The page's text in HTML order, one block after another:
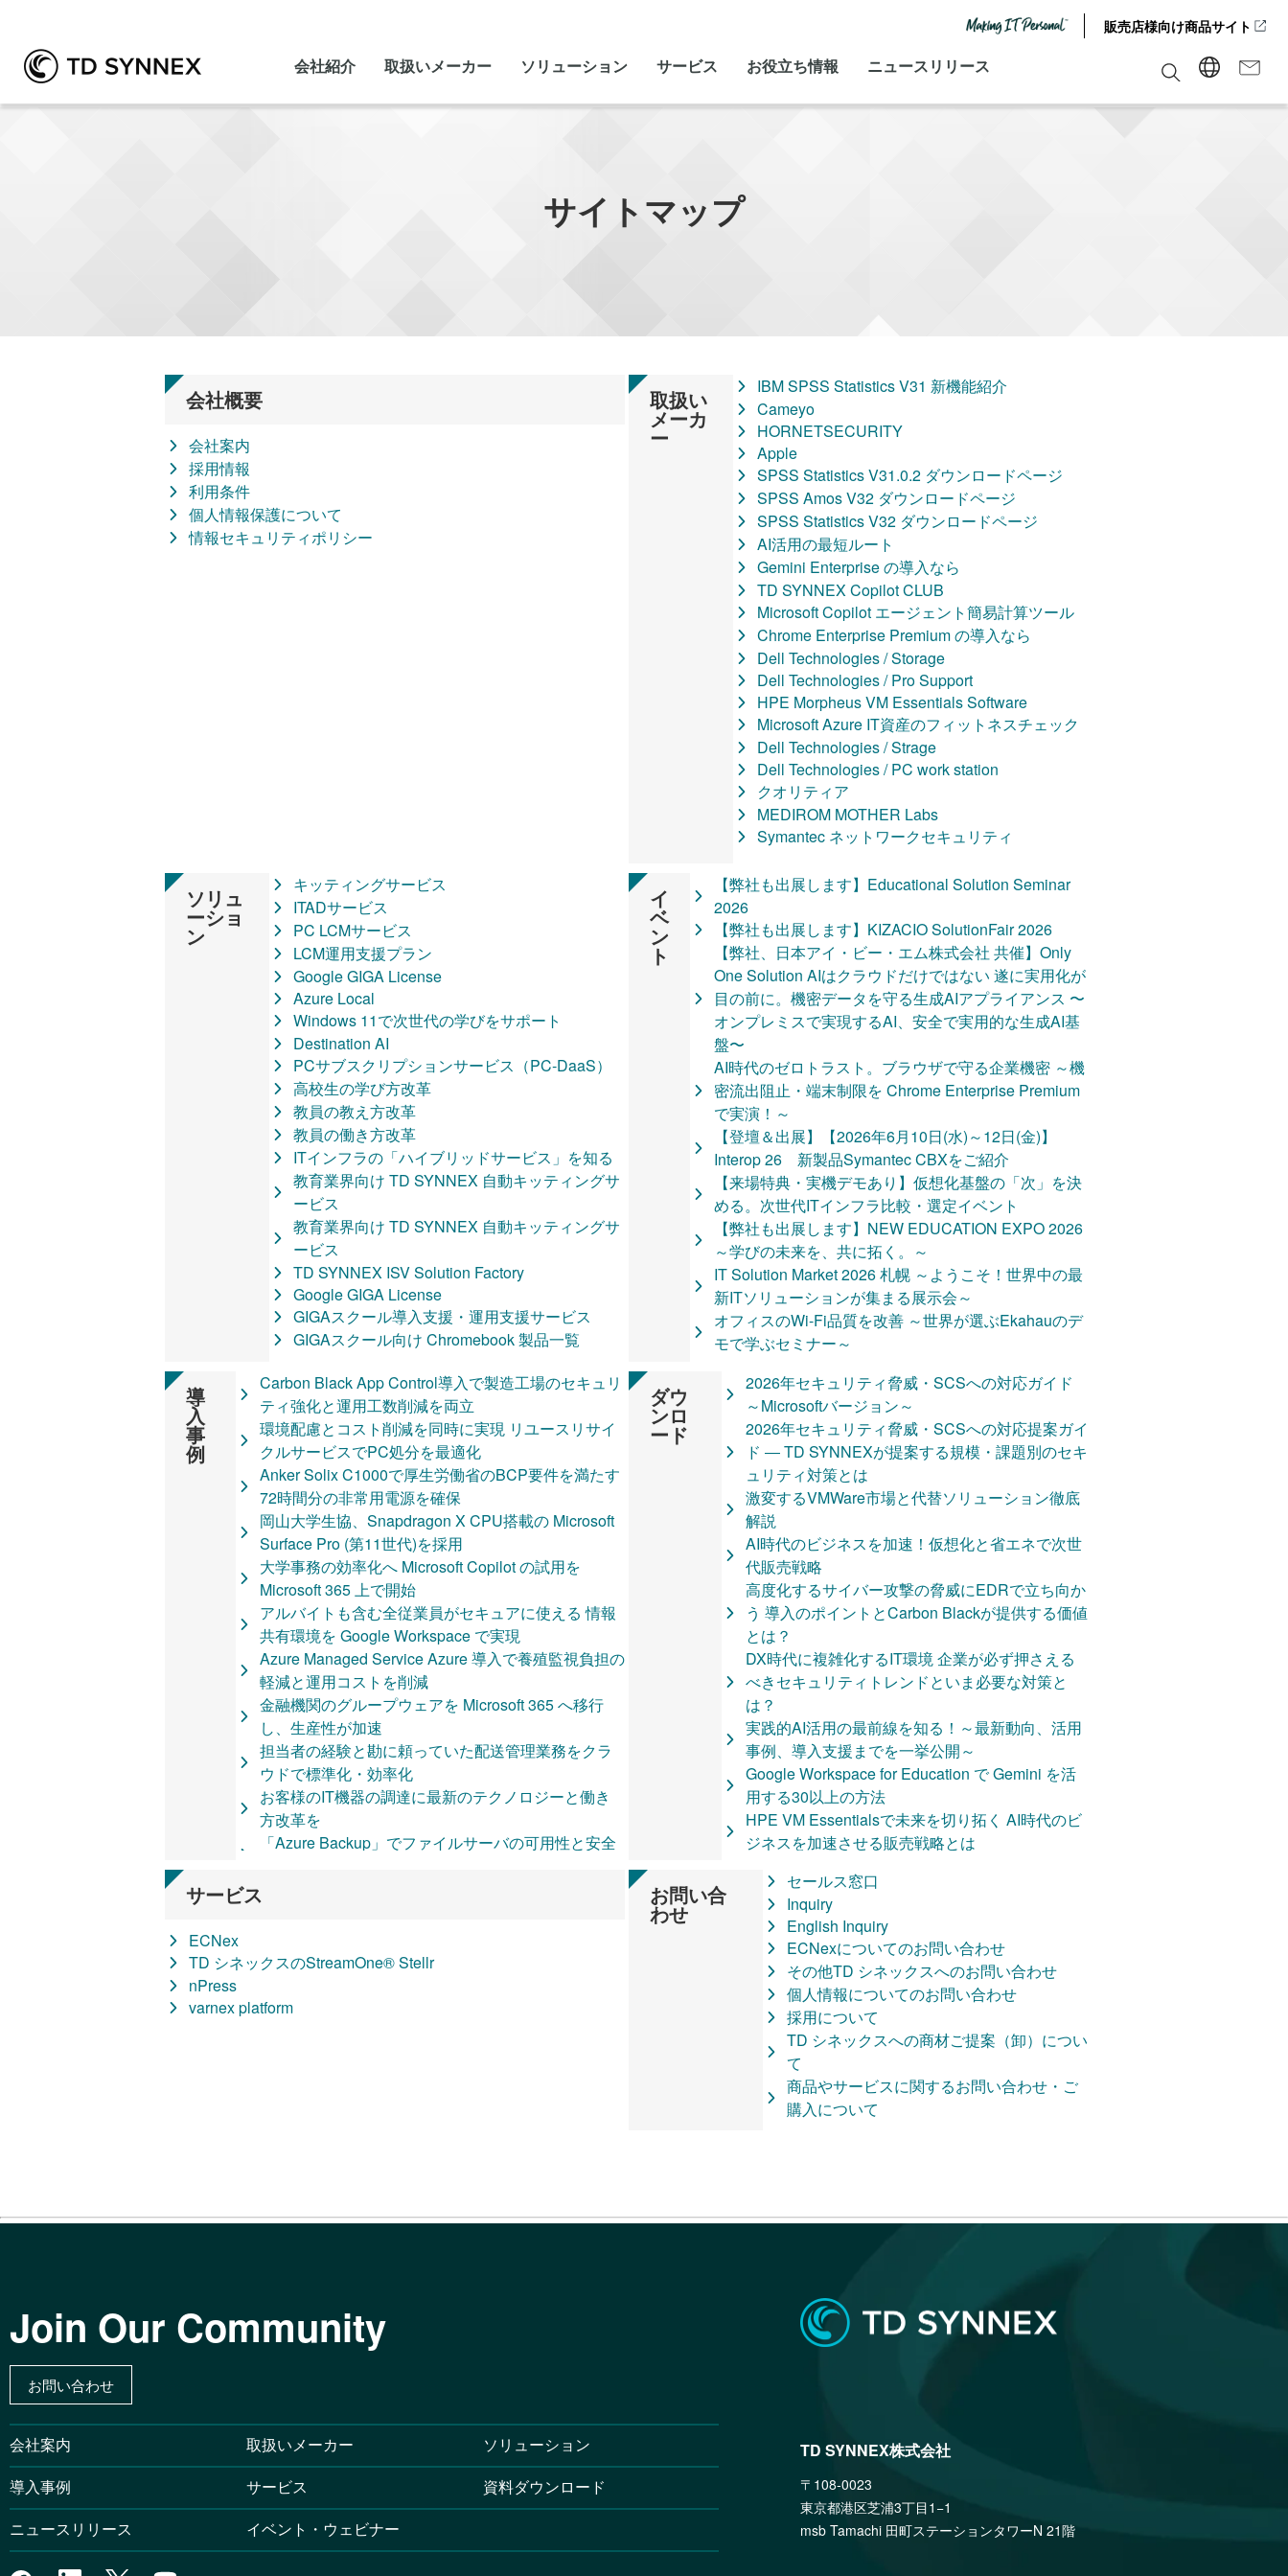
販売店様向け商品サイト
会社紹介 取扱いメーカー ソリューション サービス お役立ち情報 ニュースリリース
サイトマップ
会社概要
会社案内
採用情報
利用条件
個人情報保護について
情報セキュリティポリシー
取扱い
メーカ
ー
IBM SPSS Statistics V31 新機能紹介
Cameyo
HORNETSECURITY
Apple
SPSS Statistics V31.0.2 ダウンロードページ
SPSS Amos V32 ダウンロードページ
SPSS Statistics V32 ダウンロードページ
AI活用の最短ルート
Gemini Enterprise の導入なら
TD SYNNEX Copilot CLUB
Microsoft Copilot エージェント簡易計算ツール
Chrome Enterprise Premium の導入なら
Dell Technologies / Storage
Dell Technologies / Pro Support
HPE Morpheus VM Essentials Software
Microsoft Azure IT資産のフィットネスチェック
Dell Technologies / Strage
Dell Technologies / PC work station
クオリティア
MEDIROM MOTHER Labs
Symantec ネットワークセキュリティ
SPSS Statistics V31.0.1 ダウンロードページ
グルージェントフロー
Trimble
Eaton（イートン）電力管理ソリューション
※当キャンペーンは終了しました※
Symantec&Carbon Blackライセンス期間3か月
Broadcomのエンタープライズセキュリティ
SPSS Statistics V30 新機能紹介
SPSS ライセンス管理サーバー用プログラム
ダウンロードページ
SPSS Amos V31 ダウンロードページ
SPSS Statistics V31 ダウンロードページ
Google AI Pro for Education
Zero touchの導入ならTD SYNNEX
HPE Private Cloud AI
YSソリューションズ
DirectCloud
Copilot Cloud Lab
Symantec Endpoint Security
Carbon Black
DTEN
TJ Backup Assort
Subgate
OpenText - 多彩なセキュリティ領域をカバーす
るソリューション
Geminiの導入ならTD SYNNEX｜活用事例・料
金表
IBM SPSS Amos V30.0.0
IBM SPSS Statistics V30.0.0
IBM SPSS Statistics V29.0.1 新機能紹介
SolarWinds
ChromeOS 導入診断ツール
Office 2016/2019 まもなくサポート終了！対策
はお済ですか？
Azure ファイルサーバー定番パック
Microsoft Defender for Cloud アセスメント支援
Aruba Instant On
Equinix（エクイニクス）
生成AIを身近なパートナーに Snapdragon X®
シリーズ
Neatframe
ベクターワークスジャパン株式会社
Cisco Systems
Microsoft 365 Copilot
Azure Managed Service の料金・プラン紹介
IBM SPSS Statistics ソフトウェア紹介
IBM SPSS Fix Pack 29.0.2
Lenovo TruScale
TruScale
ヴォルフビジョン
アバー・インフォメーション
キャンペーン
Windows 11 PC × Microsoft クラウドのセット販
SplashTop Business Proご紹介
Google Workspace 導入支援メニュー｜GWS導
入を完全サポート
ビープラス
IBM SPSS Statistics V29 新機能紹介
Freshworks
NETGEAR Japan
ソリュ
ーショ
ン
キッティングサービス
ITADサービス
PC LCMサービス
LCM運用支援プラン
Google GIGA License
Azure Local
Windows 11で次世代の学びをサポート
Destination AI
PCサブスクリプションサービス（PC‐DaaS）
高校生の学び方改革
教員の教え方改革
教員の働き方改革
ITインフラの「ハイブリッドサービス」を知る
教育業界向け TD SYNNEX 自動キッティングサ
ービス
教育業界向け TD SYNNEX 自動キッティングサ
ービス
TD SYNNEX ISV Solution Factory
Google GIGA License
GIGAスクール導入支援・運用支援サービス
GIGAスクール向け Chromebook 製品一覧
めに_Windows 11 GIGA端末
GIGAスクールパッケージ
ひとり情シス向けソリューション
Azure Managed Service
【移行ガイド配布中】オンプレミスからAzureへ
のスムーズな移行
TD SYNNEXのOEMソリューション
【業界特化型ソリューション】Google
Workspace 活用の【建設業向け】業務改善10X
パッケージを提供開始
文教
Windows 11 と Microsoft 365 Education は、教
育現場の課題に解決策をご提案します
Azure Stack HCI
DevOpsとは？クラウドを最大限活用するための
開発手法
クラウドネイティブとは？アプリケーションの
モダン化に必要なアーキテクチャを解説
クラウド移行とは？クラウド移行の基礎や移行
方法、移行の流れまで徹底解説
クラウドVDI（DaaS）ソリューション
StreamOne® Stellr
CoE(Center of Excellence, センターオブエクセ
製品とセキュリティソリューション
エンドポイントセキュリティ製品の比較9選
SERVICESolv®
ITライフサイクルマネジメント
ITライフサイクルマネジメントソリューション
ページのご紹介
おてがる！コワークドライブ
教職員／私学向け文教
イ
ベ
ン
ト
【弊社も出展します】Educational Solution Seminar
2026
【弊社も出展します】KIZACIO SolutionFair 2026
【弊社、日本アイ・ビー・エム株式会社 共催】Only
One Solution AIはクラウドだけではない 遂に実用化が
目の前に。機密データを守る生成AIアプライアンス 〜
オンプレミスで実現するAI、安全で実用的な生成AI基
盤〜
AI時代のゼロトラスト。ブラウザで守る企業機密 ～機
密流出阻止・端末制限を Chrome Enterprise Premium
で実演！～
【登壇＆出展】【2026年6月10日(水)～12日(金)】
Interop 26 新製品Symantec CBXをご紹介
【来場特典・実機デモあり】仮想化基盤の「次」を決
める。次世代ITインフラ比較・選定イベント
【弊社も出展します】NEW EDUCATION EXPO 2026
～学びの未来を、共に拓く。～
IT Solution Market 2026 札幌 ～ようこそ！世界中の最
新ITソリューションが集まる展示会～
オフィスのWi-Fi品質を改善 ～世界が選ぶEkahauのデ
モで学ぶセミナー～
で“今すぐ使える”業務効率アップ術～
IT Solution Market 2026 名古屋 ～ようこそ！世界中の
最新ITソリューションが集まる展示会～
【販売店限定】単発販売から継続ビジネスへ！ ～キッ
ティング・サポート・ITADで広がるPCライフサイク
ル活用術～
【EDIXに出展します】IT商社が教育現場の働き方改革
を全面支援！ ～端末から環境整備までサポートします
【弊社も出展します】Educational Solution Seminar
2026 in 鹿児島
次世代IT基盤構築の最適解
～仮想化基盤再構築、ランサムウェア対策、クラウド
移行の成功法則～
【登壇＆出展します｜3月24日(火)～27日(金)東京開
催】Security Days Spring 2026 Tokyo
【弊社協賛イベント】Windows AI Day ～AIと共に進
化する Windows、あなたの仕事の最強パートナーへ～
HPE Discover More AI 東京 2026
【弊社が出展します】Seagate Solution Day ～AI時代
のデータ基盤。-現場が選ぶ大容量ストレージの最適
【申し込みは締め切りました】Copilot+ PC 実用セミ
ナー ～Qualcomm Snapdragon・Microsoft Surface 協
【弊社も出展します】Educational Solution Seminar
2025 in 埼玉
【販売店様限定】激変するVMware市場と代替ソリュ
ーション徹底解説
【販売店・エンドユーザー必見】脱・レガシー！
Google Cloud (GCP) でセキュアに働き方変革
Microsoft×Intel×TD SYNNEXが語る！PCは、ここまで
来た。Surface と Copilot+ PC が導く、ちょっと未来
生成AI時代の情報漏洩を防ぐ！「安全に使わせる」新
来た。Surface と Copilot+ PC が導く、ちょっと未来
の働き方。 ～Powered by Copilot CLUB～
Microsoft×Intel×TD SYNNEXが語る！PCは、ここまで
来た。Surface と Copilot+ PC が導く、ちょっと未来
の働き方。 ～Powered by Copilot CLUB～
Microsoft×Intel×TD SYNNEXが語る！PCは、ここまで
来た。Surface と Copilot+ PC が導く、ちょっと未来
の働き方。 ～Powered by Copilot CLUB～
導
入
事
例
Carbon Black App Control導入で製造工場のセキュリ
ティ強化と運用工数削減を両立
環境配慮とコスト削減を同時に実現 リユースリサイ
クルサービスでPC処分を最適化
Anker Solix C1000で厚生労働省のBCP要件を満たす
72時間分の非常用電源を確保
岡山大学生協、Snapdragon X CPU搭載の Microsoft
Surface Pro (第11世代)を採用
大学事務の効率化へ Microsoft Copilot の試用を
Microsoft 365 上で開始
アルバイトも含む全従業員がセキュアに使える 情報
共有環境を Google Workspace で実現
Azure Managed Service Azure 導入で養殖監視負担の
軽減と運用コストを削減
金融機関のグループウェアを Microsoft 365 へ移行
し、生産性が加速
担当者の経験と勘に頼っていた配送管理業務をクラ
ウドで標準化・効率化
お客様のIT機器の調達に最新のテクノロジーと働き
方改革を
「Azure Backup」でファイルサーバの可用性と安全
スすることが、かつ新規事業のスタートにも柔軟に
Seagateストレージサブシステム導入により、旭川で
数値による評価も可能に
Microsoft Azure を使った自社パッケージ製品のクラ
広げていく
新時代のオフィス作りにおいて 電源の要としてOMNI
POWER STATION 10Xを導入
世界初、蚊取り線香の原料である「除虫菊」のゲノ
ム解析を機にバイオインフォマティクスを本格化
データサイエンスを活用したペプチド-GPCRペア高
ダウ
ンロ
ード
2026年セキュリティ脅威・SCSへの対応ガイド
～Microsoftバージョン～
2026年セキュリティ脅威・SCSへの対応提案ガイ
ド ― TD SYNNEXが提案する規模・課題別のセキ
ュリティ対策とは
激変するVMWare市場と代替ソリューション徹底
解説
AI時代のビジネスを加速！仮想化と省エネで次世
代販売戦略
高度化するサイバー攻撃の脅威にEDRで立ち向か
う 導入のポイントとCarbon Blackが提供する価値
とは？
DX時代に複雑化するIT環境 企業が必ず押さえる
べきセキュリティトレンドといま必要な対策と
は？
実践的AI活用の最前線を知る！～最新動向、活用
事例、導入支援までを一挙公開～
Google Workspace for Education で Gemini を活
用する30以上の方法
HPE VM Essentialsで未来を切り拓く AI時代のビ
ジネスを加速させる販売戦略とは
Windows 11 移行検討のお客様必見！Windows
11×AI PC で切り拓くモダンワークプレイスの未
Equinix お役立ち資料ダウンロードページ
Equinix お役立ち資料
Chrome 販売パートナーオンボーディング資料
Chromebookを活用した自治体DX
【Microsoft Azure】ファイルサーバー定番パック
【Microsoft Azure お役立ち資料集】情報システム
担当者、管理者必見です！
Microsoft Azure お役立ち資料関連資料ダウンロー
ダウンロード
信頼できるソリューションアグリゲーターである
ディストリビューターとの連携がカギとなる理由
方法を大公開
「笑顔あふれる医療現場」を実現するためにICT
技術が貢献できることとは
ローコード開発で実現。Microsoft 365 / Microsoft
Teams 上での業務を効率化するハイブリッドワー
サービス
ECNex
TD シネックスのStreamOne® Stellr
nPress
varnex platform
お問い合
わせ
セールス窓口
Inquiry
English Inquiry
ECNexについてのお問い合わせ
その他TD シネックスへのお問い合わせ
個人情報についてのお問い合わせ
採用について
TD シネックスへの商材ご提案（卸）につい
て
商品やサービスに関するお問い合わせ・ご
購入について
Join Our Community
お問い合わせ
会社案内 取扱いメーカー
ソリューション
導入事例
サービス
資料ダウンロード
ニュースリリース
イベント・ウェビナー
TD SYNNEX株式会社
〒108-0023
東京都港区芝浦3丁目1−1
msb Tamachi 田町ステーションタワーN 21階